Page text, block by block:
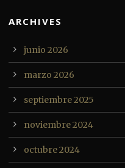
ARCHIVES
junio 2026
marzo 2026
septiembre 2025
noviembre 2024
octubre 2024